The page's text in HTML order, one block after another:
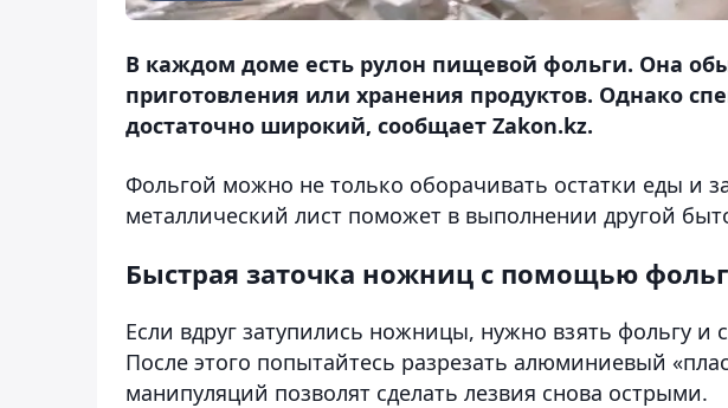
В каждом доме есть рулон пищевой фольги. Она
приготовления или хранения продуктов. Однако
достаточно широкий, сообщает Zakon.kz.
Фольгой можно не только оборачивать остатки еды и
металлический лист поможет в выполнении другой
Быстрая заточка ножниц с помощью
Если вдруг затупились ножницы, нужно взять фольгу и
После этого попытайтесь разрезать алюминиевый
манипуляций позволят сделать лезвия снова острыми.